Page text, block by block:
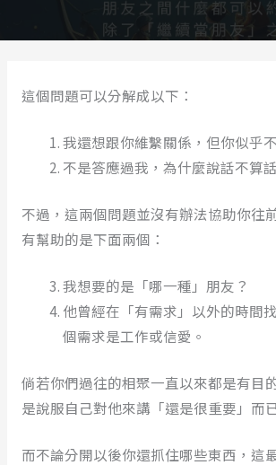
這個問題可以分解成以下：
我還想跟你維繫關係，但你似乎
不是答應過我，為什麼說話不算
不過，這兩個問題並沒有辦法協助你往
有幫助的是下面兩個：
我想要的是「哪一種」朋友？
他曾經在「有需求」以外的時間
個需求是工作或信愛。
倘若你們過往的相聚一直以來都是有目
是說服自己對他來講「還是很重要」而
而不論分開以後你還抓住哪些東西，這